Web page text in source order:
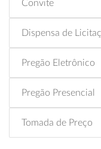
Convite
Dispensa de
Pregão Eletrônico
Pregão Presencial
Tomada de Preço